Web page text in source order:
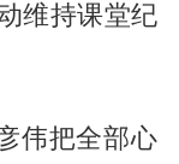
维持课堂纪
伟把全部心